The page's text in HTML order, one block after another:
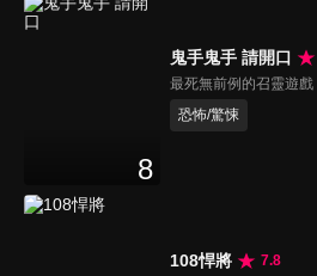
8
鬼手鬼手 請開口
最死無前例的召靈遊戲
恐怖/驚悚
108悍將
7.8